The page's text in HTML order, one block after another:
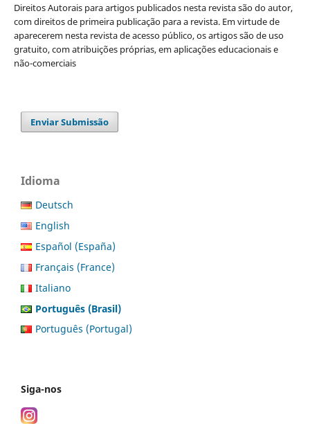
Direitos Autorais para artigos publicados nesta revista são do autor,
com direitos de primeira publicação para a revista. Em virtude de
aparecerem nesta revista de acesso público, os artigos são de uso
gratuito, com atribuições próprias, em aplicações educacionais e
não-comerciais
Enviar Submissão
Idioma
Deutsch
English
Español (España)
Français (France)
Italiano
Português (Brasil)
Português (Portugal)
Siga-nos